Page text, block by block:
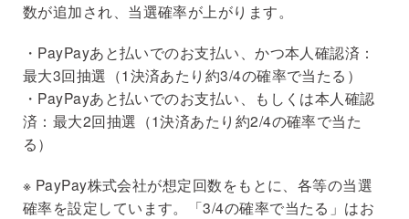
数が追加され、当選確率が上がります。
・PayPayあと払いでのお支払い、かつ本人確認済：
最大3回抽選（1決済あたり約3/4の確率で当たる）
・PayPayあと払いでのお支払い、もしくは本人確認
済：最大2回抽選（1決済あたり約2/4の確率で当た
る）
※ PayPay株式会社が想定回数をもとに、各等の当選
確率を設定しています。「3/4の確率で当たる」はお